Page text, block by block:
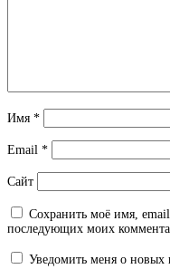
Имя *
Email *
Сайт
Сохранить моё имя, email
последующих моих
Уведомить меня о новых